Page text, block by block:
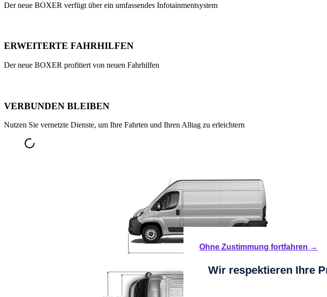
Der neue BOXER verfügt über ein umfassendes Infotainmentsystem
ERWEITERTE FAHRHILFEN
Der neue BOXER profitiert von neuen Fahrhilfen
VERBUNDEN BLEIBEN
Nutzen Sie vernetzte Dienste, um Ihre Fahrten und Ihren Alltag zu erleichtern
Ohne Zustimmung fortfahren →
Wir respektieren Ihre